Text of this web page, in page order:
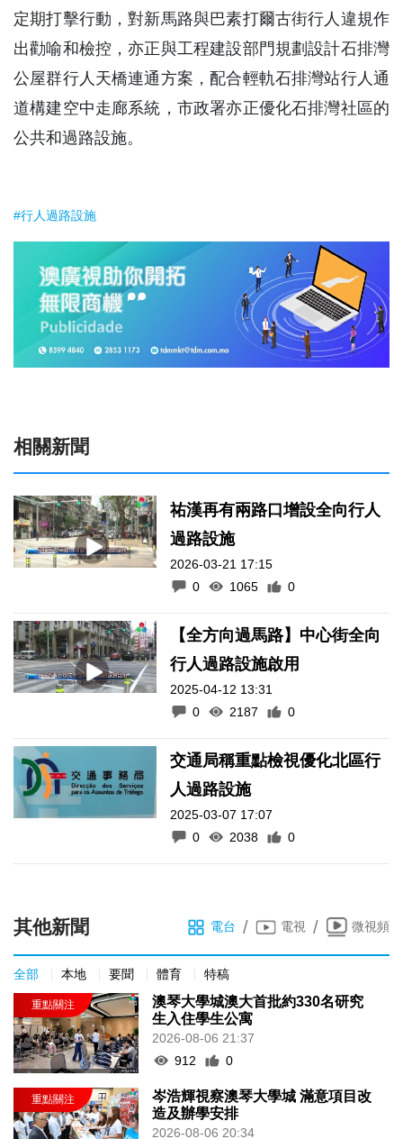
定期打擊行動，對新馬路與巴素打爾古街行人違規作
出勸喻和檢控，亦正與工程建設部門規劃設計石排灣
公屋群行人天橋連通方案，配合輕軌石排灣站行人通
道構建空中走廊系統，市政署亦正優化石排灣社區的
公共和過路設施。
#行人過路設施
相關新聞
祐漢再有兩路口增設全向行人
過路設施
2026-03-21 17:15
0
1065 0
【全方向過馬路】中心街全向
行人過路設施啟用
2025-04-12 13:31
0
2187 0
交通局稱重點檢視優化北區行
人過路設施
2025-03-07 17:07
0
2038 0
其他新聞 電台 / 電視 / 微視頻
全部 本地 要聞 體育 特稿
澳琴大學城澳大首批約330名研究
生入住學生公寓
2026-08-06 21:37
912
0
岑浩輝視察澳琴大學城 滿意項目改
造及辦學安排
2026-08-06 20:34